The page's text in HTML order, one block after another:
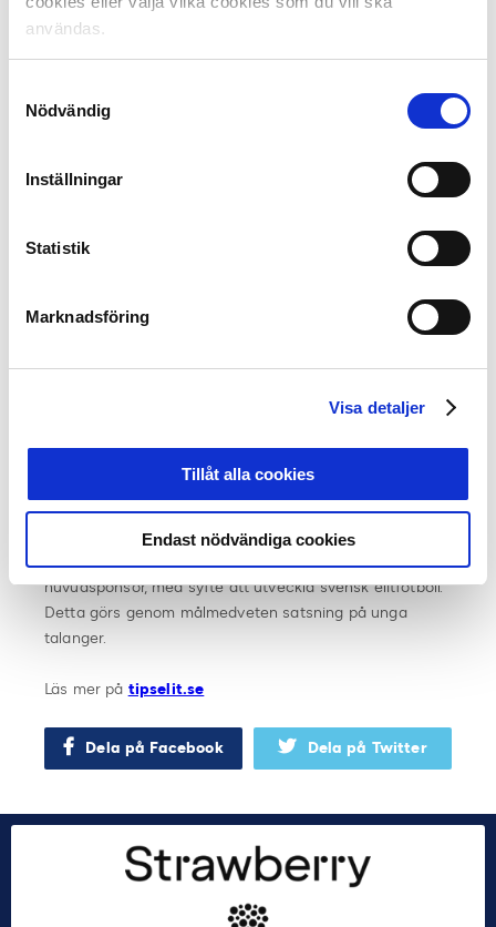
användas.
Nödvändig
Inställningar
Statistik
Marknadsföring
Visa detaljer
Tillåt alla cookies
Endast nödvändiga cookies
till konkurrerande klubbar.
framgångsfaktor. Alla deltar i diskussionen. Det finns
goda förutsättningar att utveckla samtalet. Utveckling
vågar jobba långsiktigt och detta är en början på det.
– Det är utvecklande att få motstånd i sitt tänk, precis
som all träning, och vi måste ha de kraven på
som de aktiva.
december för norra gänget. Den 8:e har
Tipselit är ett mer än 20-årigt samarbetsprojekt mellan
Föreningen Svensk Elitfotboll, Elitfotboll Dam, Svenska
Fotbollförbundet och Svenska Spel, fotbollens
huvudsponsor, med syfte att utveckla svensk elitfotboll.
Detta görs genom målmedveten satsning på unga
talanger.
Läs mer på tipselit.se
Dela på Facebook Dela på Twitter